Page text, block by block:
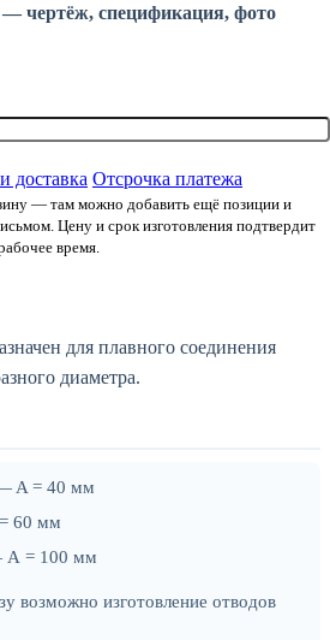
чертёж, спецификация, фото
доставка Отсрочка платежа
— там можно добавить ещё позиции и
Цену и срок изготовления подтвердит
время.
для плавного соединения
диаметра.
A = 40 мм
60 мм
А = 100 мм
возможно изготовление отводов